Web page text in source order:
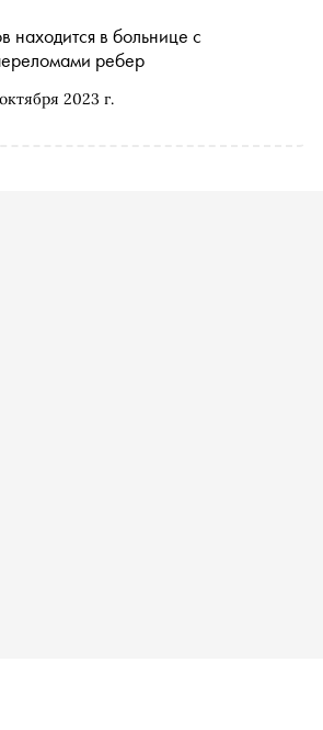
2023 г.
находится в больнице с
ребер